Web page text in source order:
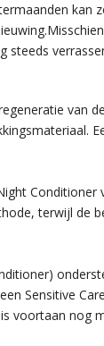
kan
steeds
van
Conditioner
terwijl de
Sensitive
voortaan nog